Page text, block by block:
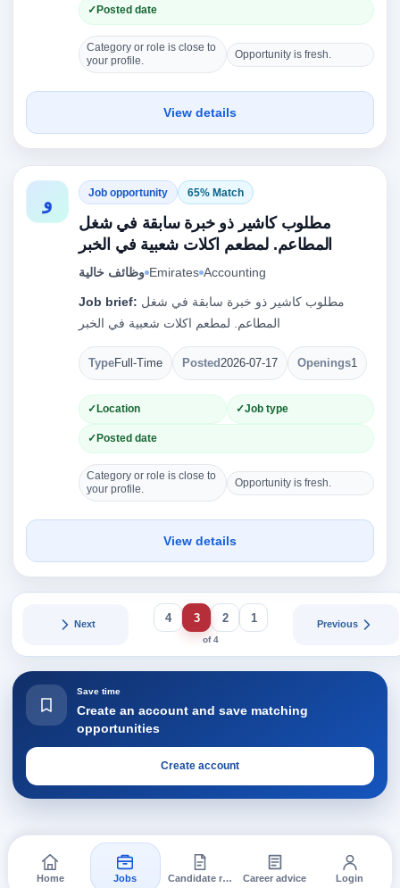
Posted date
Category or role is close to
your profile.
Opportunity is fresh.
View details
و Job opportunity 65% Match
مطلوب كاشير ذو خبرة سابقة في شغل
المطاعم. لمطعم اكلات شعبية في الخبر
وظائف خالية Emirates Accounting
Job brief:
المطاعم. لمطعم اكلات شعبية في الخبر
TypeFull-Time Posted2026-07-17 Openings1
Location Job type
Posted date
Category or role is close to
your profile.
Opportunity is fresh.
View details
Previous
1
2
3
4
of 4
Next
Save time
Create an account and save matching
opportunities
Create account
Home Jobs Candidate requests Career advice Login